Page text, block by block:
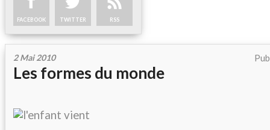
FACEBOOK TWITTER RSS
2 Mai 2010
Les formes du monde